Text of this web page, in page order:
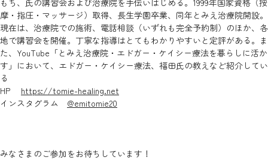
もち、氏の講習会および治療院を手伝いはじめる。1999年国家資格（按
摩・指圧・マッサージ）取得、長生学園卒業、同年とみえ治療院開設。
現在は、治療院での施術、電話相談（いずれも完全予約制）のほか、各
地で講習会を開催。丁寧な指導はとてもわかりやすいと定評がある。ま
た、YouTube「とみえ治療院・エドガー・ケイシー療法を暮らしに活か
す」において、エドガー・ケイシー療法、福田氏の教えなど紹介してい
る
HP https://tomie-healing.net
インスタグラム @emitomie20
みなさまのご参加をお待ちしています！